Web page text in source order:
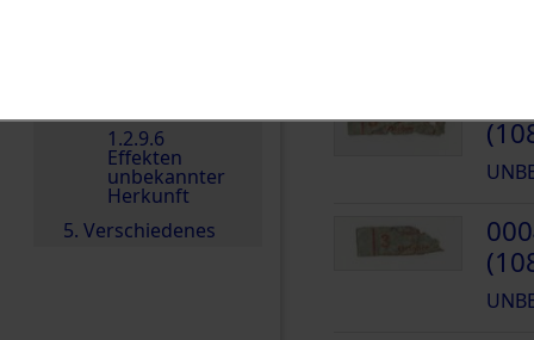
1.2.9.6
Effekten
unbekannter
Herkunft
5. Verschiedenes